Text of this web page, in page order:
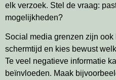
elk verzoek. Stel de vraag:
mogelijkheden?
Social media grenzen zijn
schermtijd en kies bewust
Te veel negatieve informatie
beïnvloeden. Maak